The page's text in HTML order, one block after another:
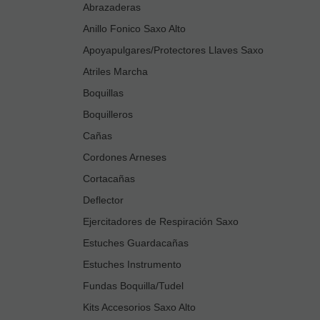
Abrazaderas
Anillo Fonico Saxo Alto
Apoyapulgares/Protectores Llaves Saxo
Atriles Marcha
Boquillas
Boquilleros
Cañas
Cordones Arneses
Cortacañas
Deflector
Ejercitadores de Respiración Saxo
Estuches Guardacañas
Estuches Instrumento
Fundas Boquilla/Tudel
Kits Accesorios Saxo Alto